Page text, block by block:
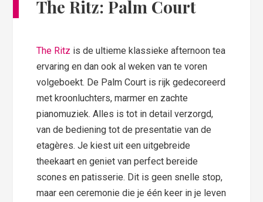
The Ritz: Palm Court
The Ritz is de ultieme klassieke afternoon tea
ervaring en dan ook al weken van te voren
volgeboekt. De Palm Court is rijk gedecoreerd
met kroonluchters, marmer en zachte
pianomuziek. Alles is tot in detail verzorgd,
van de bediening tot de presentatie van de
etagères. Je kiest uit een uitgebreide
theekaart en geniet van perfect bereide
scones en patisserie. Dit is geen snelle stop,
maar een ceremonie die je één keer in je leven